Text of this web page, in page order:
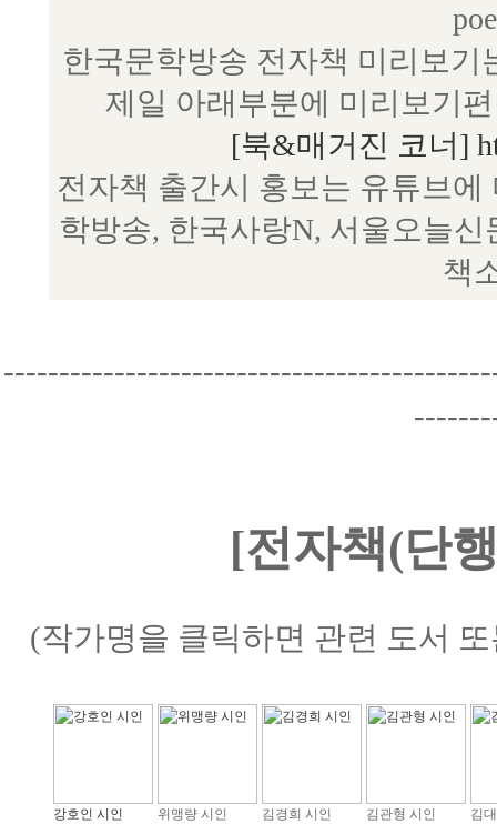
한국문학방송 전자책 미리보
제일 아래부분에 미리보기
[북&매거진 코너]
전자책 출간시 홍보는 유튜브
학방송, 한국사랑N, 서울오늘
책
[전자책(단
(작가명을 클릭하면 관련 도서
강호인 시인 위맹량 시인 김경희 시인 김관형 시인 김